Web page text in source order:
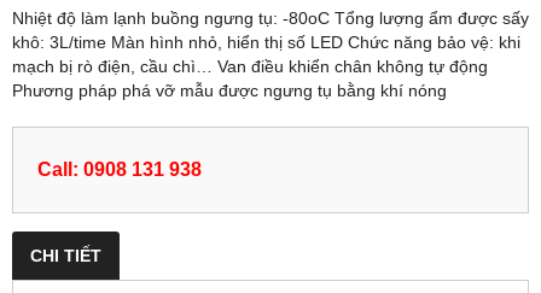
Nhiệt độ làm lạnh buồng ngưng tụ: -80oC Tổng lượng ẩm được sấy
khô: 3L/time Màn hình nhỏ, hiển thị số LED Chức năng bảo vệ: khi
mạch bị rò điện, cầu chì… Van điều khiển chân không tự động
Phương pháp phá vỡ mẫu được ngưng tụ bằng khí nóng
Call: 0908 131 938
CHI TIẾT